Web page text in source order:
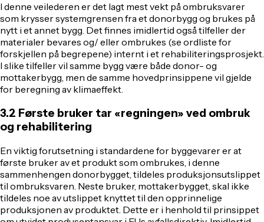
I denne veilederen er det lagt mest vekt på ombruksvarer
som krysser systemgrensen fra et donorbygg og brukes på
nytt i et annet bygg. Det finnes imidlertid også tilfeller der
materialer bevares og/ eller ombrukes (se ordliste for
forskjellen på begrepene) internt i et rehabiliteringsprosjekt.
I slike tilfeller vil samme bygg være både donor- og
mottakerbygg, men de samme hovedprinsippene vil gjelde
for beregning av klimaeffekt.
3.2 Første bruker tar «regningen» ved ombruk
og rehabilitering
En viktig forutsetning i standardene for byggevarer er at
første brukerav et produkt som ombrukes, i denne
sammenhengen donorbygget, tildeles produksjonsutslippet
til ombruksvaren . Neste bruker, mottakerbygget, skal ikke
tildeles noe av utslippet knyttet til den opprinnelige
produksjonen av produktet. Dette er i henhold til prinsippet